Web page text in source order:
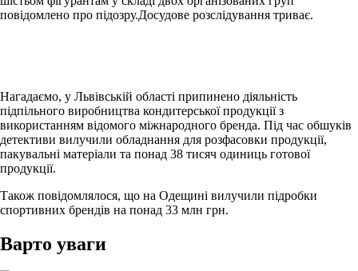
повідомлено про підозру.Досудове розслідування триває.
Нагадаємо, у Львівській області припинено діяльність
підпільного виробництва кондитерської продукції з
використанням відомого міжнародного бренда. Під час обшуків
детективи вилучили обладнання для розфасовки продукції,
пакувальні матеріали та понад 38 тисяч одиниць готової
продукції.
Також повідомлялося, що на Одещині вилучили підробки
спортивних брендів на понад 33 млн грн.
Варто уваги